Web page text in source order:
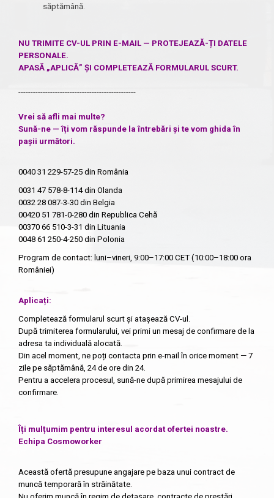
săptămână.
NU TRIMITE CV-UL PRIN E-MAIL — PROTEJEAZĂ-ȚI DATELE
PERSONALE.
APASĂ „APLICĂ” ȘI COMPLETEAZĂ FORMULARUL SCURT.
------------------------------------------------
Vrei să afli mai multe?
Sună-ne — îți vom răspunde la întrebări și te vom ghida în
pașii următori.
0040 31 229-57-25 din România
0031 47 578-8-114din Olanda
0032 28 087-3-30 din Belgia
00420 51 781-0-280 din Republica Cehă
00370 66 510-3-31 din Lituania
0048 61 250-4-250 din Polonia
Program de contact: luni–vineri, 9:00–17:00 CET (10:00–18:00 ora
României)
Aplicați:
Completează formularul scurt și atașează CV-ul.
După trimiterea formularului, vei primi un mesaj de confirmare de la
adresa ta individuală alocată.
Din acel moment, ne poți contacta prin e-mail în orice moment — 7
zile pe săptămână, 24 de ore din 24.
Pentru a accelera procesul, sună-ne după primirea mesajului de
confirmare.
Îți mulțumim pentru interesul acordat ofertei noastre.
Echipa Cosmoworker
Această ofertă presupune angajare pe baza unui contract de
muncă temporară în străinătate.